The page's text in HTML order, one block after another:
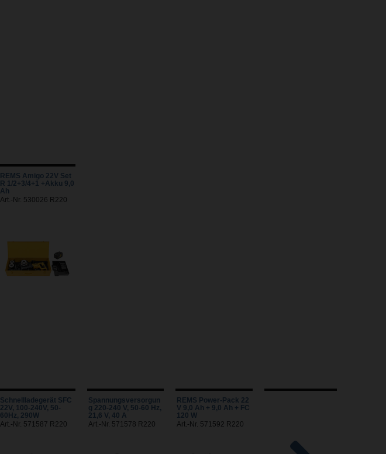
REMS Amigo 22V Set
R 1/2+3/4+1 +Akku 9,0
Ah
Art.-Nr. 530026 R220
Schnellladegerät SFC
22V, 100-240V, 50-
60Hz, 290W
Art.-Nr. 571587 R220
Spannungsversorgun
g 220-240 V, 50-60 Hz,
21,6 V, 40 A
Art.-Nr. 571578 R220
REMS Power-Pack 22
V 9,0 Ah + 9,0 Ah + FC
120 W
Art.-Nr. 571592 R220